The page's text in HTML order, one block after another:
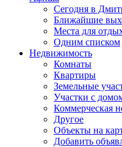
Сегодня в
Ближайшие
Места для
Одним списком
Недвижимость
Комнаты
Квартиры
Земельные
Участки с
Коммерческая
Другое
Объекты на
Добавить